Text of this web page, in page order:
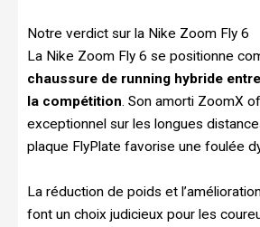
Notre verdict sur la Nike Zoom Fly 6
La Nike Zoom Fly 6 se positionne
chaussure de running hybride
la compétition. Son amorti ZoomX
exceptionnel sur les longues
plaque FlyPlate favorise une foulée
La réduction de poids et
font un choix judicieux pour les